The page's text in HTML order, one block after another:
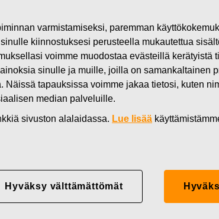
Fiskars Oyj Abp - Ilmoitus
liiketoimista -
varmistamiseksi, paremman
kiinnostuksesi perusteella mukautettua
voimme muodostaa evästeillä kerätyistä
sinulle ja muille, joilla on samankaltainen
tapauksissa voimme jakaa tietosi, kuten
median palveluille.
sivuston alalaidassa. Lue lisää
Hyväksy välttämättömät